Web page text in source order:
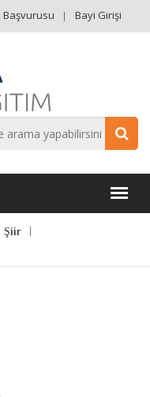
Başvurusu Bayi Girişi
Şiir